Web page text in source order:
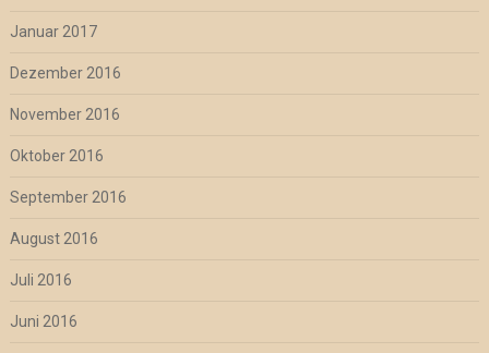
Januar 2017
Dezember 2016
November 2016
Oktober 2016
September 2016
August 2016
Juli 2016
Juni 2016